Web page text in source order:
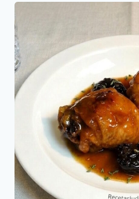
Pollo
con
Ciruelas
Pasas